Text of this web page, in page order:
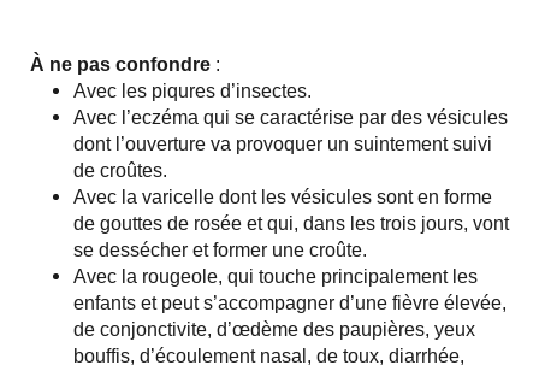
À ne pas confondre :
Avec les piqures d’insectes.
Avec l’eczéma qui se caractérise par des vésicules
dont l’ouverture va provoquer un suintement suivi
de croûtes.
Avec la varicelle dont les vésicules sont en forme
de gouttes de rosée et qui, dans les trois jours, vont
se dessécher et former une croûte.
Avec la rougeole, qui touche principalement les
enfants et peut s’accompagner d’une fièvre élevée,
de conjonctivite, d’œdème des paupières, yeux
bouffis, d’écoulement nasal, de toux, diarrhée,